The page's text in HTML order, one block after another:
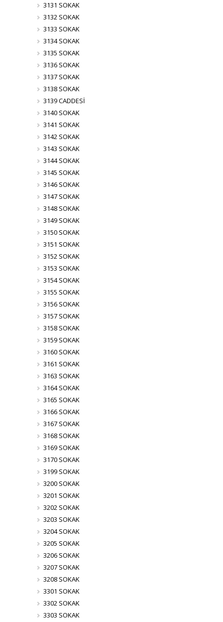
3131 SOKAK
3132 SOKAK
3133 SOKAK
3134 SOKAK
3135 SOKAK
3136 SOKAK
3137 SOKAK
3138 SOKAK
3139 CADDESİ
3140 SOKAK
3141 SOKAK
3142 SOKAK
3143 SOKAK
3144 SOKAK
3145 SOKAK
3146 SOKAK
3147 SOKAK
3148 SOKAK
3149 SOKAK
3150 SOKAK
3151 SOKAK
3152 SOKAK
3153 SOKAK
3154 SOKAK
3155 SOKAK
3156 SOKAK
3157 SOKAK
3158 SOKAK
3159 SOKAK
3160 SOKAK
3161 SOKAK
3163 SOKAK
3164 SOKAK
3165 SOKAK
3166 SOKAK
3167 SOKAK
3168 SOKAK
3169 SOKAK
3170 SOKAK
3199 SOKAK
3200 SOKAK
3201 SOKAK
3202 SOKAK
3203 SOKAK
3204 SOKAK
3205 SOKAK
3206 SOKAK
3207 SOKAK
3208 SOKAK
3301 SOKAK
3302 SOKAK
3303 SOKAK